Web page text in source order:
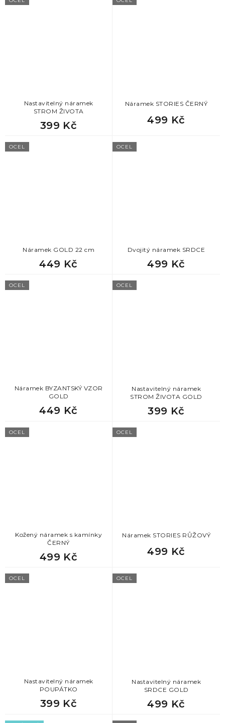
Nastavitelný náramek
STROM ŽIVOTA
399 Kč
Náramek STORIES ČERNÝ
499 Kč
OCEL
Náramek GOLD 22 cm
449 Kč
OCEL
Dvojitý náramek SRDCE
499 Kč
OCEL
Náramek BYZANTSKÝ VZOR
GOLD
449 Kč
OCEL
Nastavitelný náramek
STROM ŽIVOTA GOLD
399 Kč
OCEL
Kožený náramek s kamínky
ČERNÝ
499 Kč
OCEL
Náramek STORIES RŮŽOVÝ
499 Kč
OCEL
Nastavitelný náramek
POUPÁTKO
399 Kč
OCEL
Nastavitelný náramek
SRDCE GOLD
499 Kč